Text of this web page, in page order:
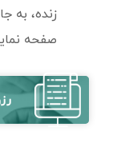
زنده، به
صفحه